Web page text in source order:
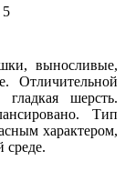
5
выносливые,
Отличительной
гладкая шерсть.
Тип
характером,